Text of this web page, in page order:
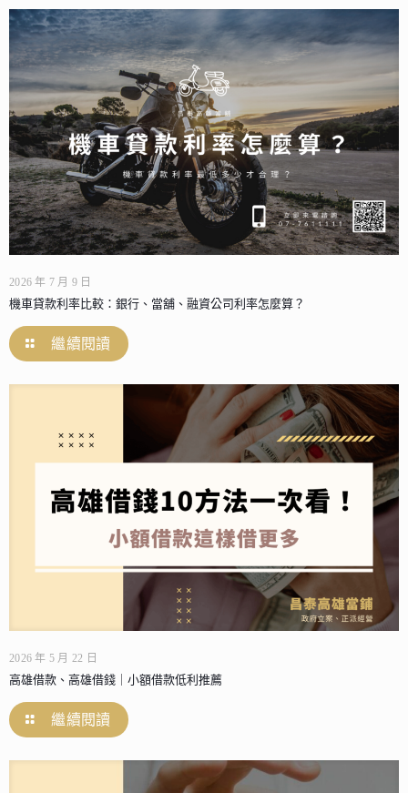
2026 年 7 月 9 日
機車貸款利率比較：銀行、當舖、融資公司利率怎麼算？
繼續閱讀
2026 年 5 月 22 日
高雄借款、高雄借錢｜小額借款低利推薦
繼續閱讀